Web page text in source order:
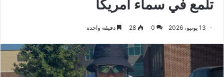
تلمع في سماء أمريكا
13 يونيو، 2026 0
28 دقيقة واحدة